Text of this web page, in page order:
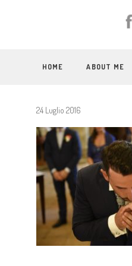
HOME ABOUT ME
24 Luglio 2016